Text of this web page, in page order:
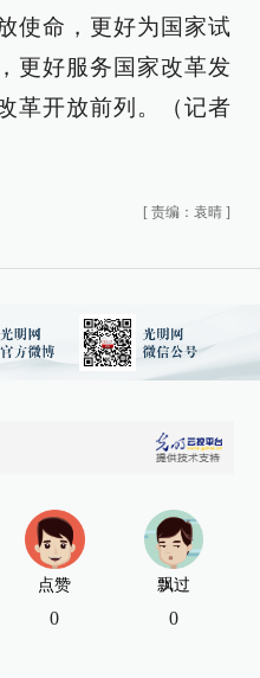
使命，更好为国家试
更好服务国家改革发
革开放前列。（记者
[ 责编：袁晴 ]
点赞
0
飘过
0